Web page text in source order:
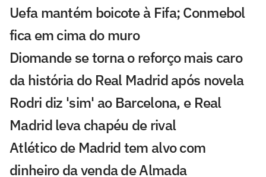
Uefa mantém boicote à Fifa; Conmebol
fica em cima do muro
Diomande se torna o reforço mais caro
da história do Real Madrid após novela
Rodri diz 'sim' ao Barcelona, e Real
Madrid leva chapéu de rival
Atlético de Madrid tem alvo com
dinheiro da venda de Almada